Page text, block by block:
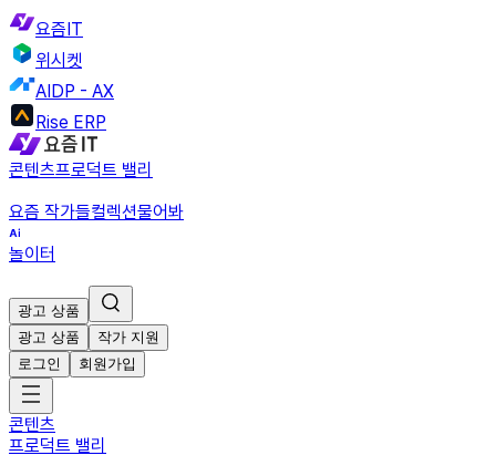
요즘IT
위시켓
AIDP - AX
Rise ERP
콘텐츠프로덕트 밸리
요즘 작가들컬렉션물어봐
놀이터
광고 상품
광고 상품
작가 지원
로그인
회원가입
콘텐츠
프로덕트 밸리